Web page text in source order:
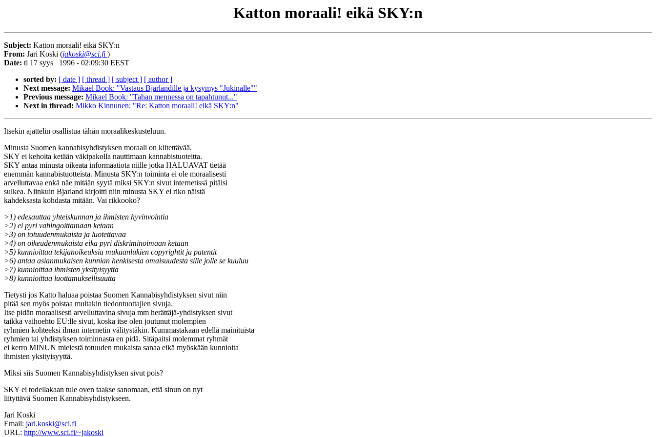
Katton moraali! eikä SKY:n
Subject: Katton moraali! eikä SKY:n
From: Jari Koski (jakoski@sci.fi )
Date: ti 17 syys 1996 - 02:09:30 EEST
sorted by: [ date ] [ thread ] [ subject ] [ author ]
Next message: Mikael Book: "Vastaus Bjarlandille ja kysymys "Jukinalle""
Previous message: Mikael Book: "Tahan mennessa on tapahtunut..."
Next in thread: Mikko Kinnunen: "Re: Katton moraali! eikä SKY:n"
Itsekin ajattelin osallistua tähän moraalikeskusteluun.
Minusta Suomen kannabisyhdistyksen moraali on kiitettävää.
SKY ei kehoita ketään väkipakolla nauttimaan kannabistuoteitta.
SKY antaa minusta oikeata informaatiota niille jotka HALUAVAT tietää
enemmän kannabistuotteista. Minusta SKY:n toiminta ei ole moraalisesti
arvelluttavaa enkä näe mitään syytä miksi SKY:n sivut internetissä pitäisi
sulkea. Niinkuin Bjarland kirjoitti niin minusta SKY ei riko näistä
kahdeksasta kohdasta mitään. Vai rikkooko?
>1) edesauttaa yhteiskunnan ja ihmisten hyvinvointia
>2) ei pyri vahingoittamaan ketaan
>3) on totuudenmukaista ja luotettavaa
>4) on oikeudenmukaista eika pyri diskriminoimaan ketaan
>5) kunnioittaa tekijanoikeuksia mukaanlukien copyrightit ja patentit
>6) antaa asianmukaisen kunnian henkisesta omaisuudesta sille jolle se kuuluu
>7) kunnioittaa ihmisten yksityisyytta
>8) kunnioittaa luottamuksellisuutta
Tietysti jos Katto haluaa poistaa Suomen Kannabisyhdistyksen sivut niin
pitää sen myös poistaa muitakin tiedontuottajien sivuja.
Itse pidän moraalisesti arvelluttavina sivuja mm herättäjä-yhdistyksen sivut
taikka vaihoehto EU:lle sivut, koska itse olen joutunut molempien
ryhmien kohteeksi ilman internetin välitystäkin. Kummastakaan edellä mainituista
ryhmien tai yhdistyksen toiminnasta en pidä. Sitäpaitsi molemmat ryhmät
ei kerro MINUN mielestä totuuden mukaista sanaa eikä myöskään kunnioita
ihmisten yksityisyyttä.
Miksi siis Suomen Kannabisyhdistyksen sivut pois?
SKY ei todellakaan tule oven taakse sanomaan, että sinun on nyt
liityttävä Suomen Kannabisyhdistykseen.
Jari Koski
Email: jari.koski@sci.fi
URL: http://www.sci.fi/~jakoski